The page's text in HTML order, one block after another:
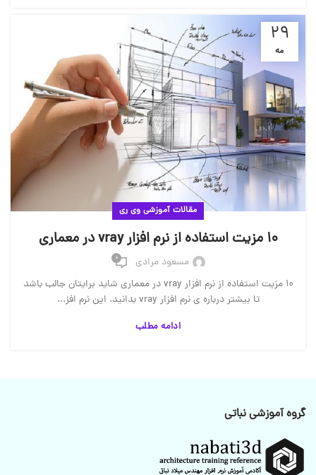
29
مه
مقالات آموزشی وی ری
10 مزیت استفاده از نرم افزار vray در معماری
مسعود مرادی 0
10 مزیت استفاده از نرم افزار vray در معماری شاید برایتان جالب باشد
تا بیشتر درباره ی نرم افزار vray بدانید. این نرم افز...
ادامه مطلب
گروه آموزشی نباتی